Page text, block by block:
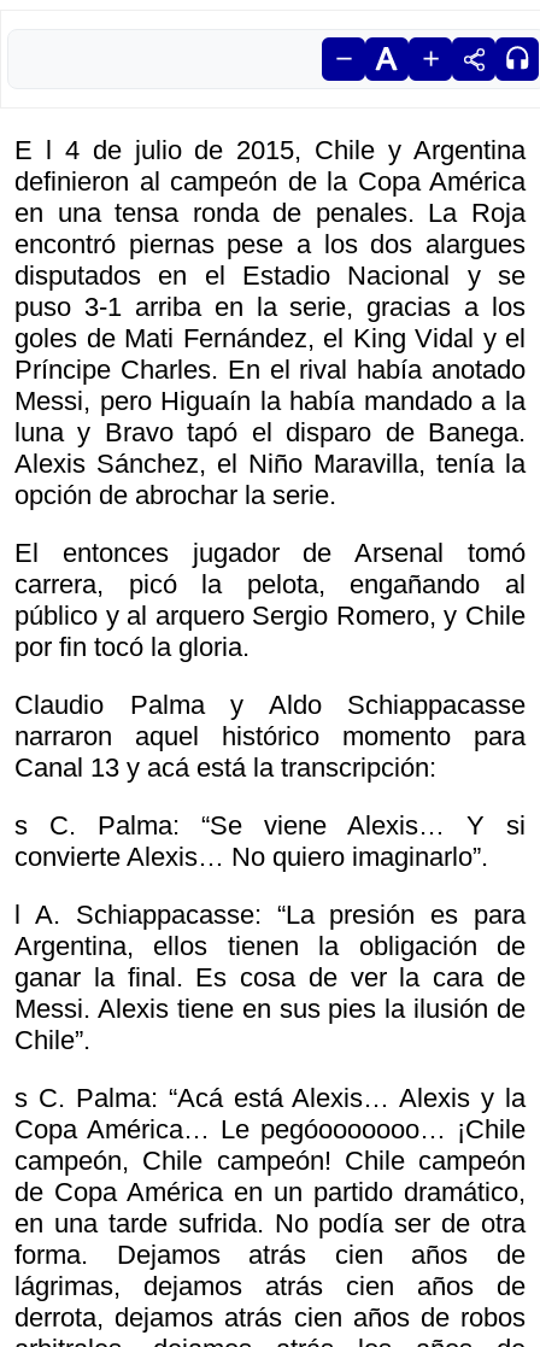
E l 4 de julio de 2015, Chile y Argentina
definieron al campeón de la Copa América
en una tensa ronda de penales. La Roja
encontró piernas pese a los dos alargues
disputados en el Estadio Nacional y se
puso 3-1 arriba en la serie, gracias a los
goles de Mati Fernández, el King Vidal y el
Príncipe Charles. En el rival había anotado
Messi, pero Higuaín la había mandado a la
luna y Bravo tapó el disparo de Banega.
Alexis Sánchez, el Niño Maravilla, tenía la
opción de abrochar la serie.
El entonces jugador de Arsenal tomó
carrera, picó la pelota, engañando al
público y al arquero Sergio Romero, y Chile
por fin tocó la gloria.
Claudio Palma y Aldo Schiappacasse
narraron aquel histórico momento para
Canal 13 y acá está la transcripción:
s C. Palma: “Se viene Alexis… Y si
convierte Alexis… No quiero imaginarlo”.
l A. Schiappacasse: “La presión es para
Argentina, ellos tienen la obligación de
ganar la final. Es cosa de ver la cara de
Messi. Alexis tiene en sus pies la ilusión de
Chile”.
s C. Palma: “Acá está Alexis… Alexis y la
Copa América… Le pegóooooooo… ¡Chile
campeón, Chile campeón! Chile campeón
de Copa América en un partido dramático,
en una tarde sufrida. No podía ser de otra
forma. Dejamos atrás cien años de
lágrimas, dejamos atrás cien años de
derrota, dejamos atrás cien años de robos